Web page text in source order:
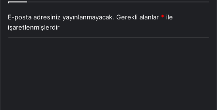
E-posta adresiniz yayınlanmayacak. Gerekli alanlar * ile
işaretlenmişlerdir